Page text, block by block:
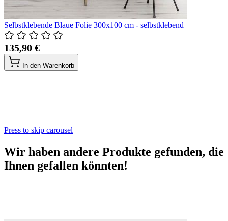
Selbstklebende Blaue Folie 300x100 cm - selbstklebend
135,90 €
In den Warenkorb
Press to skip carousel
Wir haben andere Produkte gefunden, die
Ihnen gefallen könnten!